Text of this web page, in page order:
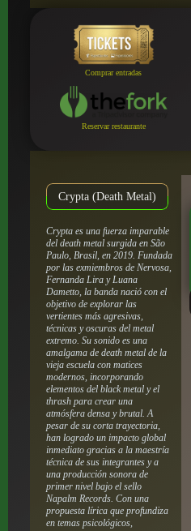
Comprar entradas
Reservar restaurante
Crypta (Death Metal)
Crypta es una fuerza imparable
del death metal surgida en São
Paulo, Brasil, en 2019. Fundada
por las exmiembros de Nervosa,
Fernanda Lira y Luana
Dametto, la banda nació con el
objetivo de explorar las
vertientes más agresivas,
técnicas y oscuras del metal
extremo. Su sonido es una
amalgama de death metal de la
vieja escuela con matices
modernos, incorporando
elementos del black metal y el
thrash para crear una
atmósfera densa y brutal. A
pesar de su corta trayectoria,
han logrado un impacto global
inmediato gracias a la maestría
técnica de sus integrantes y a
una producción sonora de
primer nivel bajo el sello
Napalm Records. Con una
propuesta lírica que profundiza
en temas psicológicos,